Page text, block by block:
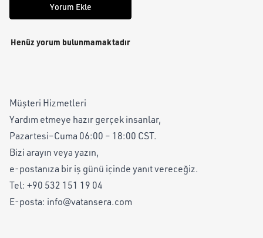
Yorum Ekle
Henüz yorum bulunmamaktadır
Müşteri Hizmetleri
Yardım etmeye hazır gerçek insanlar,
Pazartesi–Cuma 06:00 – 18:00 CST.
Bizi arayın veya yazın,
e-postanıza bir iş günü içinde yanıt vereceğiz.
Tel: +90 532 151 19 04
E-posta: info@vatansera.com